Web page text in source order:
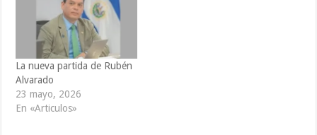
La nueva partida de Rubén
Alvarado
23 mayo, 2026
En «Articulos»